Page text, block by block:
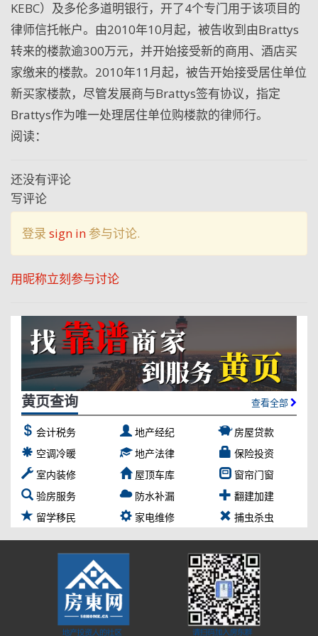
KEBC）及多伦多道明银行，开了4个专门用于该项目的
律师信托帐户。由2010年10月起，被告收到由Brattys
转来的楼款逾300万元，并开始接受新的商用、酒店买
家缴来的楼款。2010年11月起，被告开始接受居住单位
新买家楼款，尽管发展商与Brattys签有协议，指定
Brattys作为唯一处理居住单位购楼款的律师行。
阅读：
还没有评论
写评论
登录 sign in 参与讨论.
用昵称立刻参与讨论
黄页查询 查看全部
会计税务 地产经纪
房屋贷款
空调冷暖
地产法律
保险投资
室内装修
屋顶车库
窗帘门窗
验房服务
防水补漏
翻建加建
留学移民
家电维修 捕虫杀虫